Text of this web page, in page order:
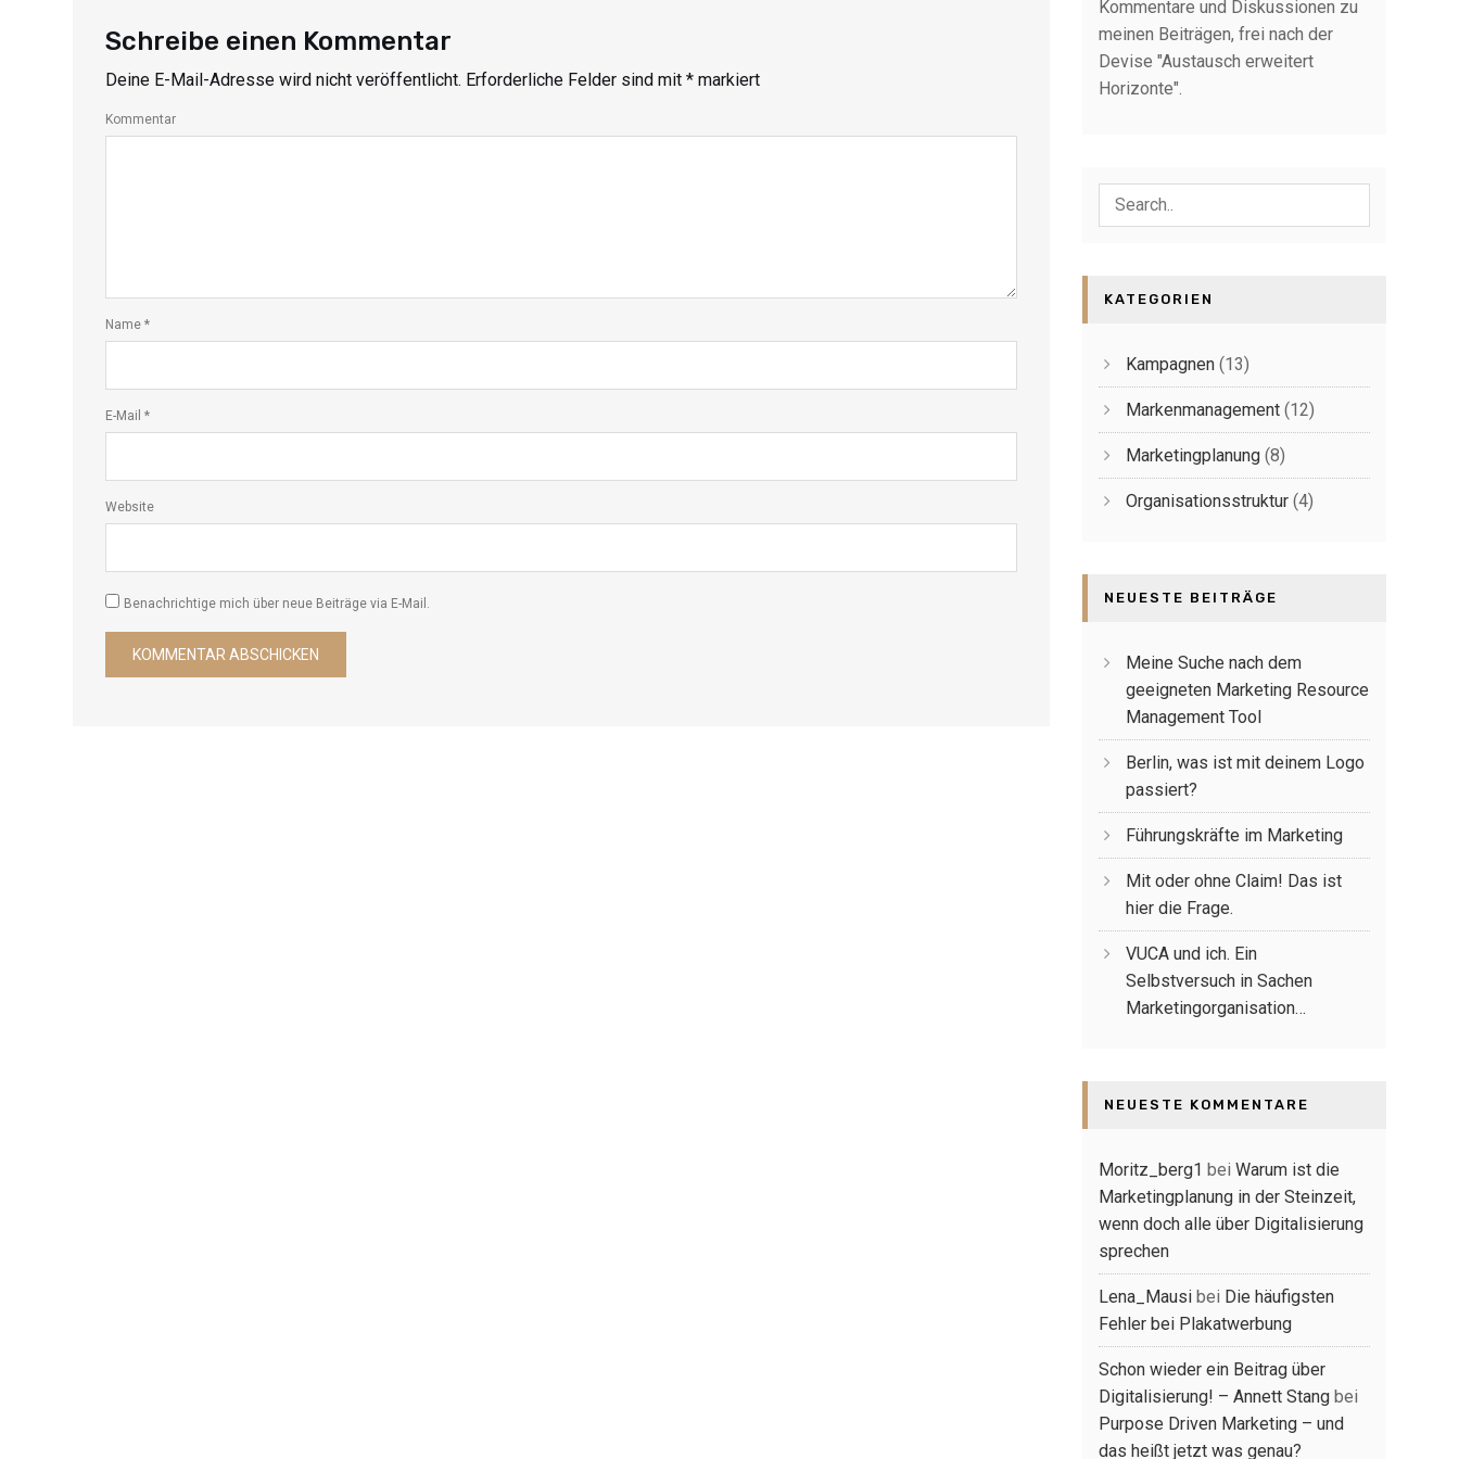
Schreibe einen Kommentar
Deine E-Mail-Adresse wird nicht veröffentlicht. Erforderliche Felder sind mit * markiert
Kommentar
Name *
E-Mail *
Website
Benachrichtige mich über neue Beiträge via E-Mail.
Kommentare und Diskussionen zu
meinen Beiträgen, frei nach der
Devise "Austausch erweitert
Horizonte".
KATEGORIEN
Kampagnen (13)
Markenmanagement (12)
Marketingplanung (8)
Organisationsstruktur (4)
NEUESTE BEITRÄGE
Meine Suche nach dem
geeigneten Marketing Resource
Management Tool
Berlin, was ist mit deinem Logo
passiert?
Führungskräfte im Marketing
Mit oder ohne Claim! Das ist
hier die Frage.
VUCA und ich. Ein
Selbstversuch in Sachen
Marketingorganisation…
NEUESTE KOMMENTARE
Moritz_berg1 bei Warum ist die
Marketingplanung in der Steinzeit,
wenn doch alle über Digitalisierung
sprechen
Lena_Mausi bei Die häufigsten
Fehler bei Plakatwerbung
Schon wieder ein Beitrag über
Digitalisierung! – Annett Stang bei
Purpose Driven Marketing – und
das heißt jetzt was genau?